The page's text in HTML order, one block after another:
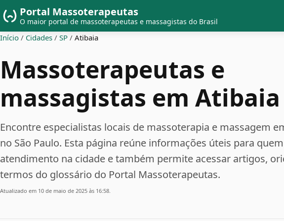
Portal Massoterapeutas
O maior portal de massoterapeutas e massagistas do Brasil
Início / Cidades / SP / Atibaia
Massoterapeutas e
massagistas em Atibaia
Encontre especialistas locais de massoterapia e massagem
no São Paulo. Esta página reúne informações úteis para
atendimento na cidade e também permite acessar artigos,
termos do glossário do Portal Massoterapeutas.
Atualizado em 10 de maio de 2025 às 16:58.